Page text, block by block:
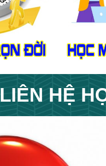
LIÊN HỆ